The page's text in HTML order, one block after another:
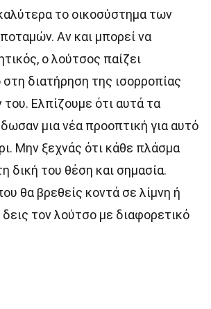
το οικοσύστημα των
Αν και μπορεί να
ο λούτσος παίζει
διατήρηση της ισορροπίας
Ελπίζουμε ότι αυτά τα
μια νέα προοπτική για αυτό
Μην ξεχνάς ότι κάθε πλάσμα
δική του θέση και σημασία.
θα βρεθείς κοντά σε λίμνη ή
τον λούτσο με διαφορετικό